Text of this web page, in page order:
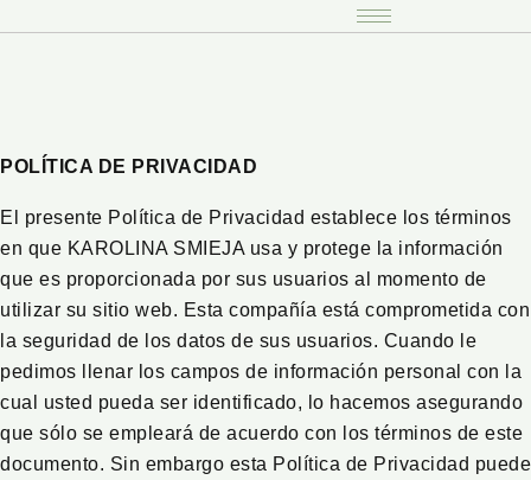
POLÍTICA DE PRIVACIDAD
El presente Política de Privacidad establece los términos
en que KAROLINA SMIEJA usa y protege la información
que es proporcionada por sus usuarios al momento de
utilizar su sitio web. Esta compañía está comprometida con
la seguridad de los datos de sus usuarios. Cuando le
pedimos llenar los campos de información personal con la
cual usted pueda ser identificado, lo hacemos asegurando
que sólo se empleará de acuerdo con los términos de este
documento. Sin embargo esta Política de Privacidad puede